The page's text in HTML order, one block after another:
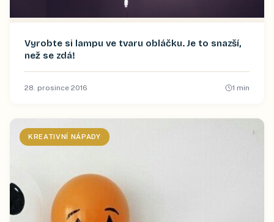
Vyrobte si lampu ve tvaru obláčku. Je to snazší,
než se zdá!
28. prosince 2016 1 min
KREATIVNÍ NÁPADY